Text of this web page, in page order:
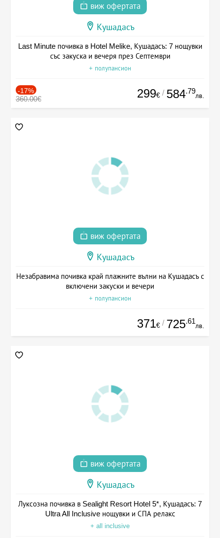
виж офертата
Кушадасъ
Last Minute почивка в Hotel Melike, Кушадасъ: 7 нощувки
със закуска и вечеря през Септември
+ полупансион
-17%
360.00€ 299€ / 584.79
лв.
виж офертата
Кушадасъ
Незабравима почивка край плажните вълни на Кушадасъ с
включени закуски и вечери
+ полупансион
371€ / 725.61
лв.
виж офертата
Кушадасъ
Луксозна почивка в Sealight Resort Hotel 5*, Кушадасъ: 7
Ultra All Inclusive нощувки и СПА релакс
+ all inclusive